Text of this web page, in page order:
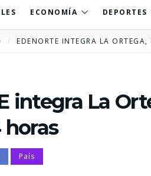
ECONOMÍA DEPORTES
EDENORTE INTEGRA LA
integra La
País